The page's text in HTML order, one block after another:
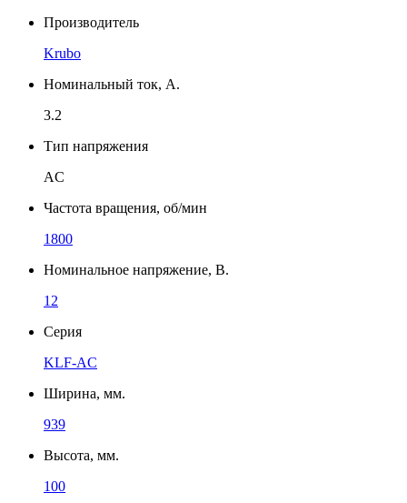
Производитель
Krubo
Номинальный ток, А.
3.2
Тип напряжения
AC
Частота вращения, об/мин
1800
Номинальное напряжение, В.
12
Серия
KLF-AC
Ширина, мм.
939
Высота, мм.
100